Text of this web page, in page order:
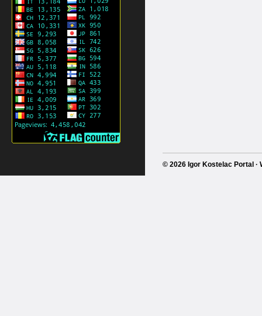
© 2026 Igor Kostelac Portal